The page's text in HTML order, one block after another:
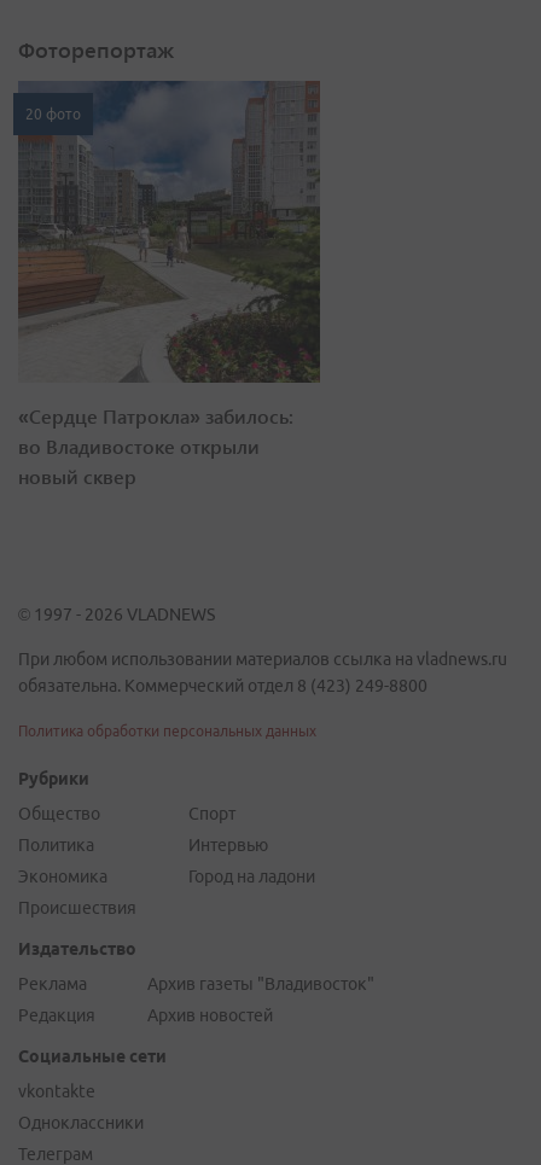
Фоторепортаж
20 фото
«Сердце Патрокла» забилось:
во Владивостоке открыли
новый сквер
© 1997 - 2026 VLADNEWS
При любом использовании материалов ссылка на vladnews.ru
обязательна. Коммерческий отдел 8 (423) 249-8800
Политика обработки персональных данных
Рубрики
Общество
Политика
Экономика
Происшествия
Спорт
Интервью
Город на ладони
Издательство
Реклама
Редакция
Архив газеты "Владивосток"
Архив новостей
Социальные сети
vkontakte
Одноклассники
Телеграм